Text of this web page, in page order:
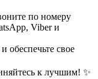
по номеру
Viber и
свое
к лучшим! ✨